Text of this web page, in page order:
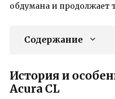
обдумана и продолжает
Содержание
История и
Acura CL